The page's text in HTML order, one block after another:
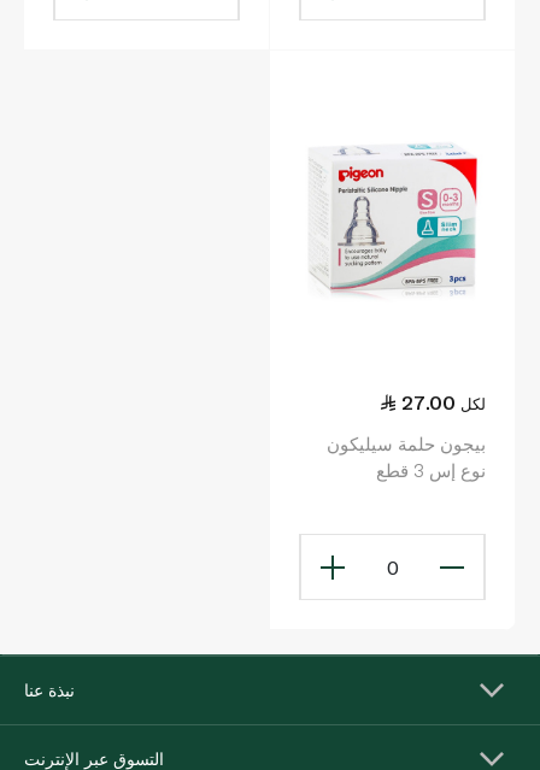
27.00 لكل
بيجون حلمة سيليكون
نوع إس 3 قطع
0
نبذة عنا
التسوق عبر الإنترنت